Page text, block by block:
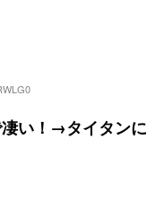
い！→タイタンに